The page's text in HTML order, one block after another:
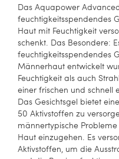
Das Aquapower
feuchtigkeitsspendendes
Haut mit Feuchtigkeit
schenkt. Das Besondere:
feuchtigkeitsspendendes
Männerhaut entwickelt
Feuchtigkeit als auch
einer frischen und schnell
Das Gesichtsgel bietet
50 Aktivstoffen zu
männertypische
Haut einzugehen. Es
Aktivstoffen, um die